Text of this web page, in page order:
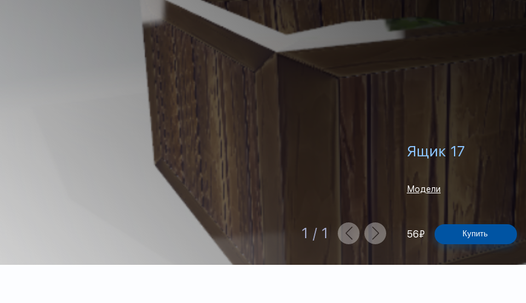
1 / 1
Ящик 17
Модели
56₽ Купить